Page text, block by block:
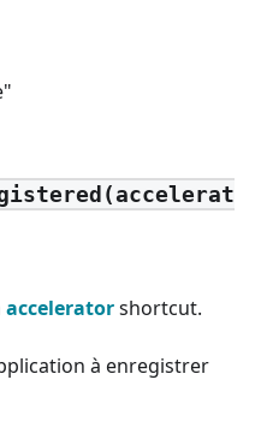
acceleratorshortcut.
à enregistrer